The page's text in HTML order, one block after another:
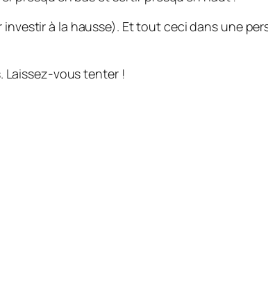
à la hausse). Et tout ceci dans une
Laissez-vous tenter !